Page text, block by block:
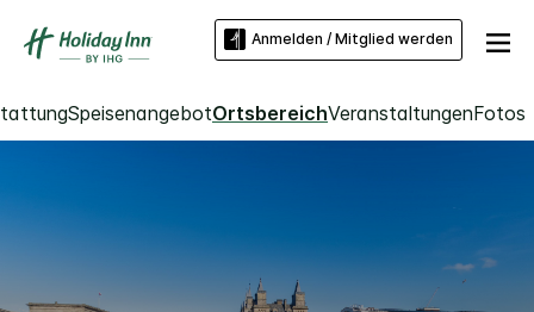
Anmelden / Mitglied werden
SpeisenangebotOrtsbereichVeranstaltungenFotos